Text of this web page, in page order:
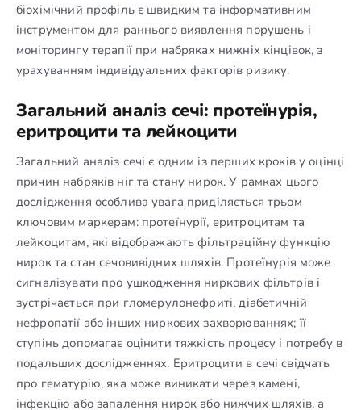
біохімічний профіль є швидким та інформативним
інструментом для раннього виявлення порушень і
моніторингу терапії при набряках нижніх кінцівок, з
урахуванням індивідуальних факторів ризику.
Загальний аналіз сечі: протеїнурія,
еритроцити та лейкоцити
Загальний аналіз сечі є одним із перших кроків у оцінці
причин набряків ніг та стану нирок. У рамках цього
дослідження особлива увага приділяється трьом
ключовим маркерам: протеїнурії, еритроцитам та
лейкоцитам, які відображають фільтраційну функцію
нирок та стан сечовивідних шляхів. Протеїнурія може
сигналізувати про ушкодження ниркових фільтрів і
зустрічається при гломерулонефриті, діабетичній
нефропатії або інших ниркових захворюваннях; її
ступінь допомагає оцінити тяжкість процесу і потребу в
подальших дослідженнях. Еритроцити в сечі свідчать
про гематурію, яка може виникати через камені,
інфекцію або запалення нирок або нижчих шляхів, а